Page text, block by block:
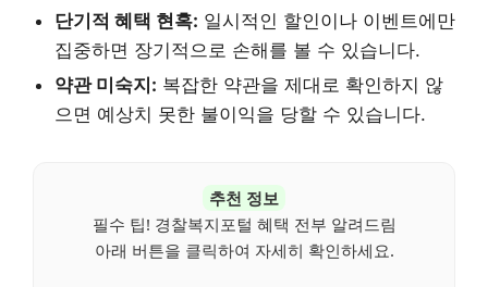
단기적 혜택 현혹: 일시적인 할인이나 이벤트에만
집중하면 장기적으로 손해를 볼 수 있습니다.
약관 미숙지: 복잡한 약관을 제대로 확인하지 않
으면 예상치 못한 불이익을 당할 수 있습니다.
추천 정보
필수 팁! 경찰복지포털 혜택 전부 알려드림
아래 버튼을 클릭하여 자세히 확인하세요.